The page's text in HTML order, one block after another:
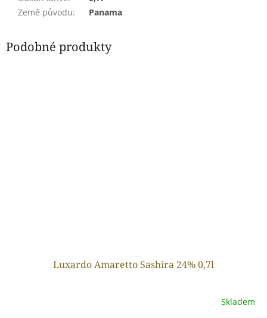
Země původu: Panama
Podobné produkty
Luxardo Amaretto Sashira 24% 0,7l
Skladem